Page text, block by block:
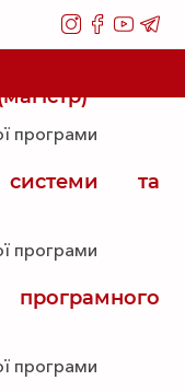
програми
системи та
програми
програми